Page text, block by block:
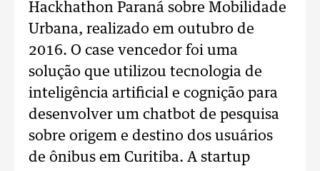
Hackhathon Paraná sobre Mobilidade
Urbana, realizado em outubro de
2016. O case vencedor foi uma
solução que utilizou tecnologia de
inteligência artificial e cognição para
desenvolver um chatbot de pesquisa
sobre origem e destino dos usuários
de ônibus em Curitiba. A startup